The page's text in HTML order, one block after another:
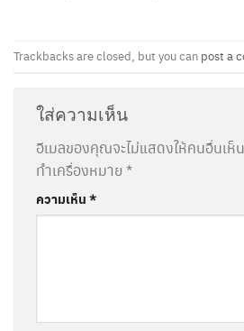
Trackbacks are closed, but you can post a
ใส่ความเห็น
อีเมลของคุณจะไม่แสดงให้คนอื่นเห็น
ทำเครื่องหมาย *
ความเห็น*